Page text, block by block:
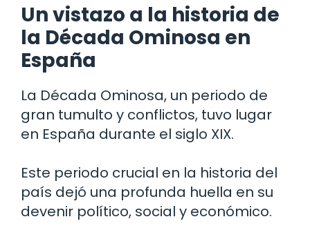
Un vistazo a la historia de
la Década Ominosa en
España
La Década Ominosa, un periodo de
gran tumulto y conflictos, tuvo lugar
en España durante el siglo XIX.
Este periodo crucial en la historia del
país dejó una profunda huella en su
devenir político, social y económico.